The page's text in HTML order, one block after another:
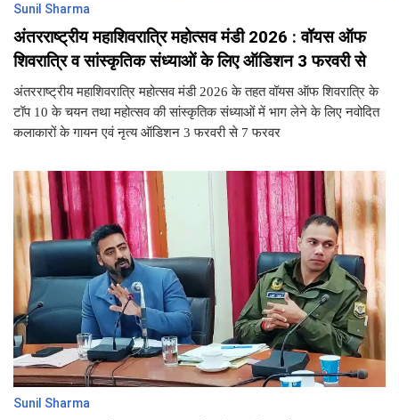
Sunil Sharma
अंतरराष्ट्रीय महाशिवरात्रि महोत्सव मंडी 2026 : वॉयस ऑफ
शिवरात्रि व सांस्कृतिक संध्याओं के लिए ऑडिशन 3 फरवरी से
अंतरराष्ट्रीय महाशिवरात्रि महोत्सव मंडी 2026 के तहत वॉयस ऑफ शिवरात्रि के
टॉप 10 के चयन तथा महोत्सव की सांस्कृतिक संध्याओं में भाग लेने के लिए नवोदित
कलाकारों के गायन एवं नृत्य ऑडिशन 3 फरवरी से 7 फरवर
Sunil Sharma